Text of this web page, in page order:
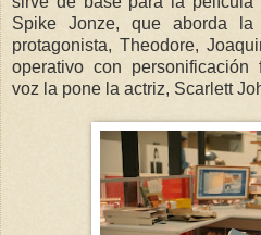
Spike Jonze, que aborda la
protagonista, Theodore,
operativo con personificación
voz la pone la actriz, Scarlett